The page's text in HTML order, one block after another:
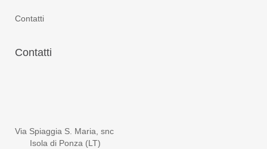
Contatti
Contatti
Via Spiaggia S. Maria, snc
Isola di Ponza (LT)